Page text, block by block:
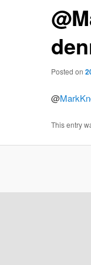
Posted on
@
This entry